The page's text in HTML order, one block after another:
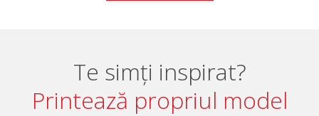
Te simți inspirat?
Printează propriul model